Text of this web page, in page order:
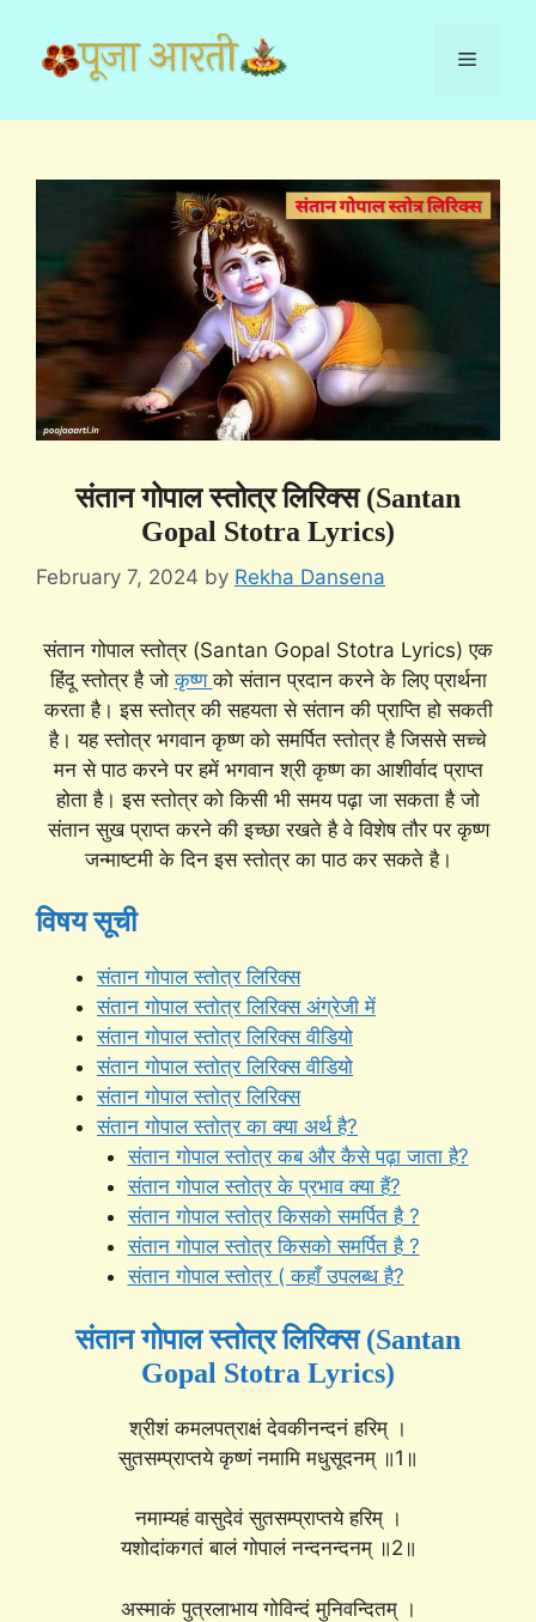
content
Menu
संतान गोपाल स्तोत्र लिरिक्स (Santan
Gopal Stotra Lyrics)
February 7, 2024 by Rekha Dansena
संतान गोपाल स्तोत्र (Santan Gopal Stotra Lyrics) एक
हिंदू स्तोत्र है जोकृष्णको संतान प्रदान करने के लिए प्रार्थना
करता है। इस स्तोत्र की सहयता से संतान की प्राप्ति हो सकती
है। यह स्तोत्र भगवान कृष्ण को समर्पित स्तोत्र है जिससे सच्चे
मन से पाठ करने पर हमें भगवान श्री कृष्ण का आशीर्वाद प्राप्त
होता है। इस स्तोत्र को किसी भी समय पढ़ा जा सकता है जो
संतान सुख प्राप्त करने की इच्छा रखते है वे विशेष तौर पर कृष्ण
जन्माष्टमी के दिन इस स्तोत्र का पाठ कर सकते है।
विषय सूची
संतान गोपाल स्तोत्र लिरिक्स
संतान गोपाल स्तोत्र लिरिक्स अंग्रेजी में
संतान गोपाल स्तोत्र लिरिक्स वीडियो
संतान गोपाल स्तोत्र लिरिक्स वीडियो
संतान गोपाल स्तोत्र लिरिक्स
संतान गोपाल स्तोत्र का क्या अर्थ है?
संतान गोपाल स्तोत्र कब और कैसे पढ़ा जाता है?
संतान गोपाल स्तोत्र के प्रभाव क्या हैं?
संतान गोपाल स्तोत्र किसको समर्पित है ?
संतान गोपाल स्तोत्र किसको समर्पित है ?
संतान गोपाल स्तोत्र ( कहाँ उपलब्ध है?
संतान गोपाल स्तोत्र लिरिक्स (Santan
Gopal Stotra Lyrics)
श्रीशं कमलपत्राक्षं देवकीनन्दनं हरिम् ।
सुतसम्प्राप्तये कृष्णं नमामि मधुसूदनम् ॥1॥
नमाम्यहं वासुदेवं सुतसम्प्राप्तये हरिम् ।
यशोदांकगतं बालं गोपालं नन्दनन्दनम् ॥2॥
अस्माकं पुत्रलाभाय गोविन्दं मुनिवन्दितम् ।